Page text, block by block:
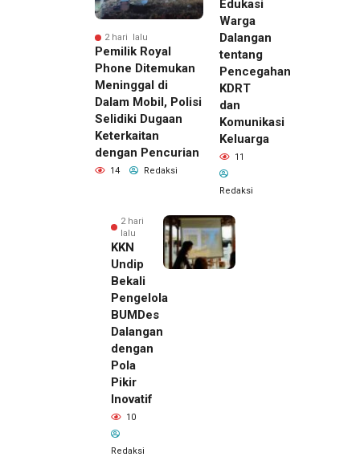
2 hari lalu
Pemilik Royal
Phone Ditemukan
Meninggal di
Dalam Mobil, Polisi
Selidiki Dugaan
Keterkaitan
dengan Pencurian
14 Redaksi
Edukasi
Warga
Dalangan
tentang
Pencegahan
KDRT
dan
Komunikasi
Keluarga
11
Redaksi
2 hari
lalu
KKN
Undip
Bekali
Pengelola
BUMDes
Dalangan
dengan
Pola
Pikir
Inovatif
10
Redaksi
2 hari lalu
Pemilik
Royal
Phone